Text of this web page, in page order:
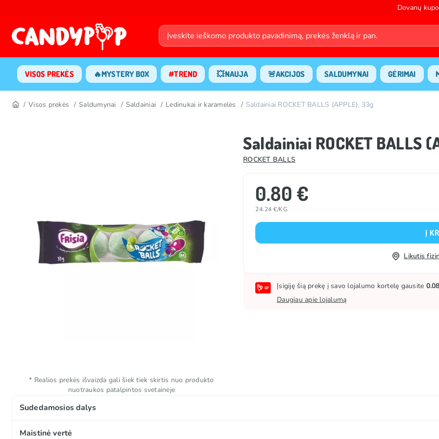
Dovanų
VISOS PREKĖS 🔥MYSTERY BOX #TREND 💥NAUJA 🚨AKCIJOS SALDUMYNAI GĖRIMAI
Visos prekės Saldumynai Saldainiai Ledinukai ir karamelės Saldainiai ROCKET BALLS (APPLE), 33g
Saldainiai ROCKET BALLS
ROCKET BALLS
0.80 €
24.24 €/KG
Į
Likutis
Įsigiję šią prekę į savo lojalumo kortelę gausite
Daugiau apie lojalumą
Sudedamosios dalys
Cukrus, gliukozės sirupas, dekstrozė, rūgštys (E296, E330), kvapioji medžiaga, rūgštingumą reguliuojanti
Maistinė vertė
* Realios prekės išvaizda gali šiek tiek skirtis nuo produkto
nuotraukos patalpintos svetainėje